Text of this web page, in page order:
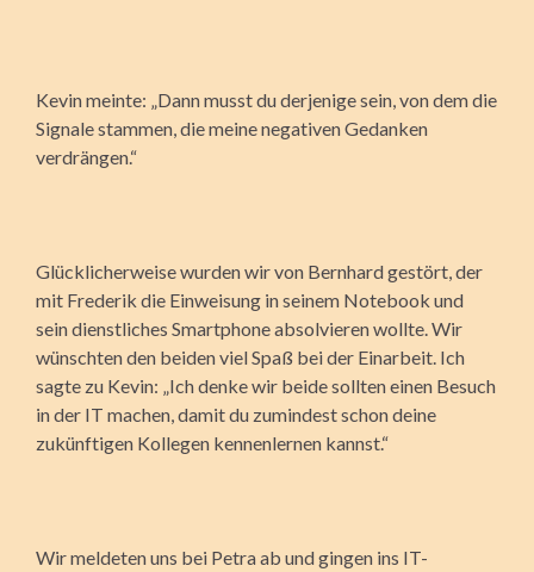
Kevin meinte: „Dann musst du derjenige sein, von dem die
Signale stammen, die meine negativen Gedanken
verdrängen.“
Glücklicherweise wurden wir von Bernhard gestört, der
mit Frederik die Einweisung in seinem Notebook und
sein dienstliches Smartphone absolvieren wollte. Wir
wünschten den beiden viel Spaß bei der Einarbeit. Ich
sagte zu Kevin: „Ich denke wir beide sollten einen Besuch
in der IT machen, damit du zumindest schon deine
zukünftigen Kollegen kennenlernen kannst.“
Wir meldeten uns bei Petra ab und gingen ins IT-